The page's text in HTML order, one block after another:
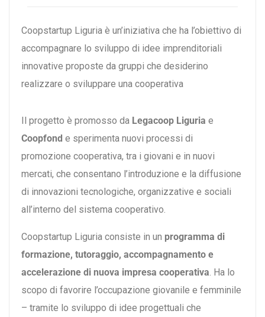
Coopstartup Liguria è un’iniziativa che ha l’obiettivo di
accompagnare lo sviluppo di idee imprenditoriali
innovative proposte da gruppi che desiderino
realizzare o sviluppare una cooperativa
Il progetto è promosso da Legacoop Liguria e
Coopfond e sperimenta nuovi processi di
promozione cooperativa, tra i giovani e in nuovi
mercati, che consentano l’introduzione e la diffusione
di innovazioni tecnologiche, organizzative e sociali
all’interno del sistema cooperativo.
Coopstartup Liguria consiste in un programma di
formazione, tutoraggio, accompagnamento e
accelerazione di nuova impresa cooperativa. Ha lo
scopo di favorire l’occupazione giovanile e femminile
– tramite lo sviluppo di idee progettuali che